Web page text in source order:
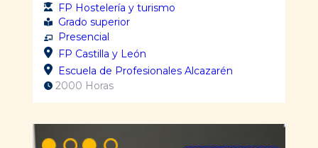
FP Hostelería y turismo
Grado superior
Presencial
FP Castilla y León
Escuela de Profesionales Alcazarén
2000 Horas